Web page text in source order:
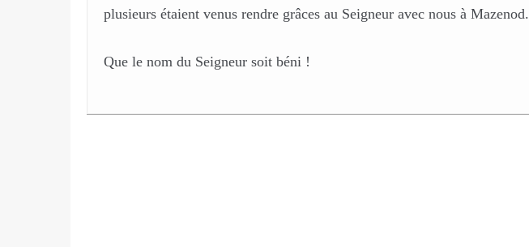
plusieurs étaient venus rendre grâces au Seigneur avec nous à Mazenod.
Que le nom du Seigneur soit béni !